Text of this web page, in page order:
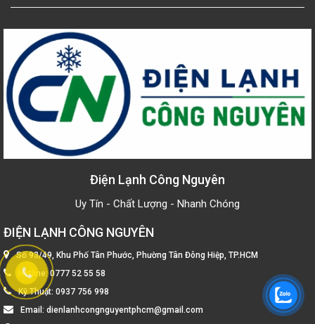
Điện Lạnh Công Nguyên
Uy Tín - Chất Lượng - Nhanh Chóng
ĐIỆN LẠNH CÔNG NGUYÊN
Số 93/49, Khu Phố Tân Phước, Phường Tân Đông Hiệp, TP.HCM
Hotline:0777 52 55 58
Kỹ Thuật: 0937 756 998
Email: dienlanhcongnguyentphcm@gmail.com